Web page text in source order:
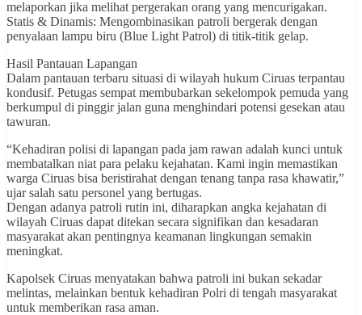
melaporkan jika melihat pergerakan orang yang mencurigakan.
Statis & Dinamis: Mengombinasikan patroli bergerak dengan
penyalaan lampu biru (Blue Light Patrol) di titik-titik gelap.
Hasil Pantauan Lapangan
Dalam pantauan terbaru situasi di wilayah hukum Ciruas terpantau
kondusif. Petugas sempat membubarkan sekelompok pemuda yang
berkumpul di pinggir jalan guna menghindari potensi gesekan atau
tawuran.
“Kehadiran polisi di lapangan pada jam rawan adalah kunci untuk
membatalkan niat para pelaku kejahatan. Kami ingin memastikan
warga Ciruas bisa beristirahat dengan tenang tanpa rasa khawatir,”
ujar salah satu personel yang bertugas.
Dengan adanya patroli rutin ini, diharapkan angka kejahatan di
wilayah Ciruas dapat ditekan secara signifikan dan kesadaran
masyarakat akan pentingnya keamanan lingkungan semakin
meningkat.
Kapolsek Ciruas menyatakan bahwa patroli ini bukan sekadar
melintas, melainkan bentuk kehadiran Polri di tengah masyarakat
untuk memberikan rasa aman.